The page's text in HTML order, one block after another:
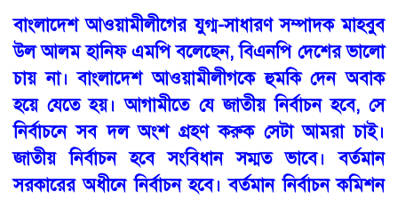
বাংলাদেশ আওয়ামীলীগের যুগ্ম-সাধারণ সম্পাদক মাহবুব
উল আলম হানিফ এমপি বলেছেন, বিএনপি দেশের ভালো
চায় না। বাংলাদেশ আওয়ামীলীগকে হুমকি দেন অবাক
হয়ে যেতে হয়। আগামীতে যে জাতীয় নির্বাচন হবে, সে
নির্বাচনে সব দল অংশ গ্রহণ করুক সেটা আমরা চাই।
জাতীয় নির্বাচন হবে সংবিধান সম্মত ভাবে। বর্তমান
সরকারের অধীনে নির্বাচন হবে। বর্তমান নির্বাচন কমিশন